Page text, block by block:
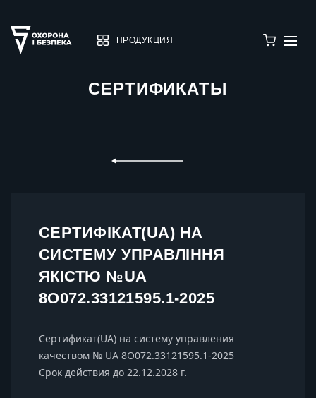
ПРОДУКЦИЯ
СЕРТИФИКАТЫ
СЕРТИФІКАТ(UA) НА
СИСТЕМУ УПРАВЛІННЯ
ЯКІСТЮ №UA
8О072.33121595.1-2025
Сертификат(UA) на систему управления
качеством № UA 8О072.33121595.1-2025
Срок действия до 22.12.2028 г.